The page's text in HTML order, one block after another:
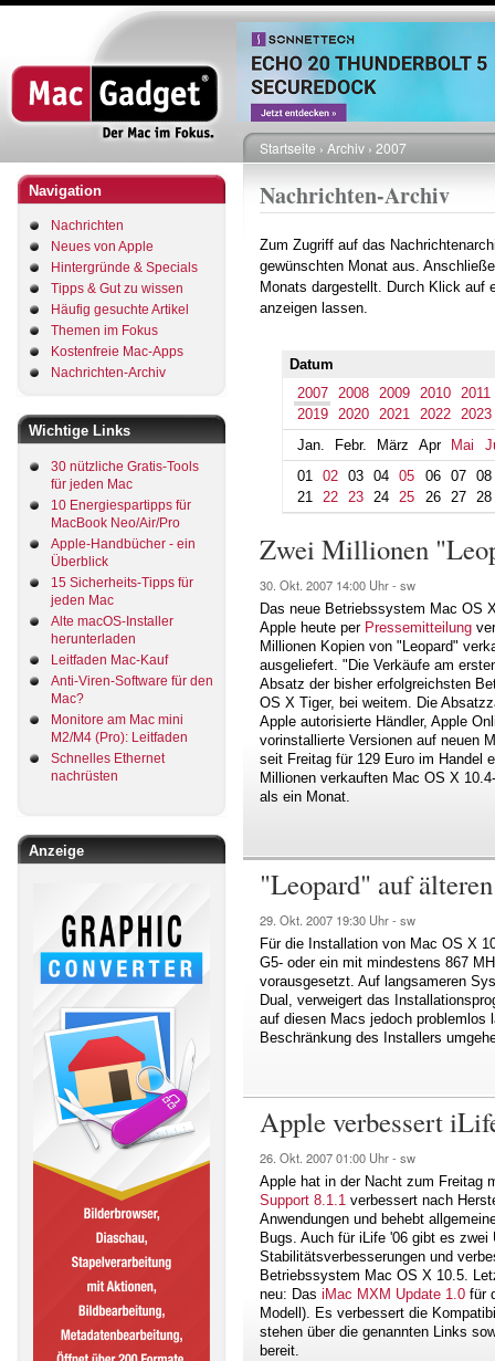
Direkt
zum
Inhalt
Navigation
Nachrichten
Neues von Apple
Hintergründe & Specials
Tipps & Gut zu wissen
Häufig gesuchte Artikel
Themen im Fokus
Kostenfreie Mac-Apps
Nachrichten-Archiv
Wichtige Links
30 nützliche Gratis-Tools
für jeden Mac
10 Energiespartipps für
MacBook Neo/Air/Pro
Apple-Handbücher - ein
Überblick
15 Sicherheits-Tipps für
jeden Mac
Alte macOS-Installer
herunterladen
Leitfaden Mac-Kauf
Anti-Viren-Software für den
Mac?
Monitore am Mac mini
M2/M4 (Pro): Leitfaden
Schnelles Ethernet
nachrüsten
Anzeige
Pfadnavigation
Startseite Archiv 2007
Nachrichten-Archiv
Zum Zugriff auf das
gewünschten Monat aus.
Monats dargestellt. Durch Klick auf
anzeigen lassen.
Datum
2007
2008 2009 2010
2011
2019
2020 2021 2022
2023
Jan.
Febr. März Apr Mai
01
02 03 04 05 06 07
08
21
22 23 24 25 26 27 28
Zwei Millionen
30. Okt. 2007 14:00 Uhr - sw
Das neue Betriebssystem Mac OS
Apple heute per Pressemitteilung
Millionen Kopien von "Leopard"
ausgeliefert. "Die Verkäufe am
Absatz der bisher erfolgreichsten
OS X Tiger, bei weitem. Die
Apple autorisierte Händler, Apple
vorinstallierte Versionen auf neuen
seit Freitag für 129 Euro im Handel
Millionen verkauften Mac OS X
als ein Monat.
"Leopard" auf
29. Okt. 2007 19:30 Uhr - sw
Für die Installation von Mac OS X
G5- oder ein mit mindestens 867
vorausgesetzt. Auf langsameren
Dual, verweigert das
auf diesen Macs jedoch
Beschränkung des Installers
Apple verbessert
26. Okt. 200701:00 Uhr - sw
Apple hat in der Nacht zum Freitag
Support 8.1.1 verbessert nach
Anwendungen und behebt
Bugs. Auch für iLife '06 gibt es
Stabilitätsverbesserungen und
Betriebssystem Mac OS X 10.5.
neu: Das iMac MXM Update 1.0 für
Modell). Es verbessert die
stehen über die genannten Links
bereit.